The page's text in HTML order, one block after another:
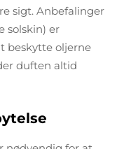
sigt. Anbefalinger
solskin) er
beskytte oljerne
duften altid